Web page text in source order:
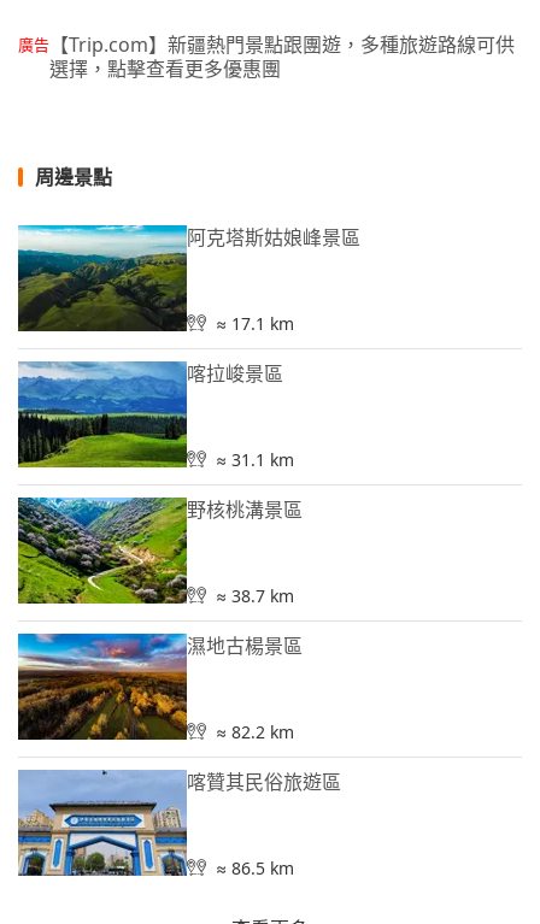
廣告 【Trip.com】新疆熱門景點跟團遊，多種旅遊路線可供
選擇，點擊查看更多優惠團
周邊景點
阿克塔斯姑娘峰景區
≈ 17.1 km
喀拉峻景區
≈ 31.1 km
野核桃溝景區
≈ 38.7 km
濕地古楊景區
≈ 82.2 km
喀贊其民俗旅遊區
≈ 86.5 km